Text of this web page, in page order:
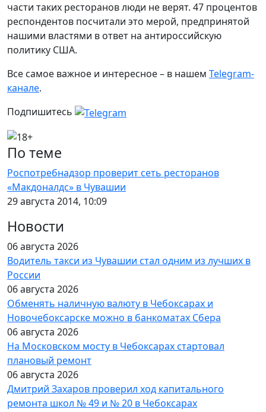
части таких ресторанов люди не верят. 47 процентов
респондентов посчитали это мерой, предпринятой
нашими властями в ответ на антироссийскую
политику США.
Все самое важное и интересное – в нашем Telegram-
канале.
Подпишитесь
По теме
Роспотребнадзор проверит сеть ресторанов
«Макдоналдс» в Чувашии
29 августа 2014, 10:09
Новости
06 августа 2026
Водитель такси из Чувашии стал одним из лучших в
России
06 августа 2026
Обменять наличную валюту в Чебоксарах и
Новочебоксарске можно в банкоматах Сбера
06 августа 2026
На Московском мосту в Чебоксарах стартовал
плановый ремонт
06 августа 2026
Дмитрий Захаров проверил ход капитального
ремонта школ № 49 и № 20 в Чебоксарах